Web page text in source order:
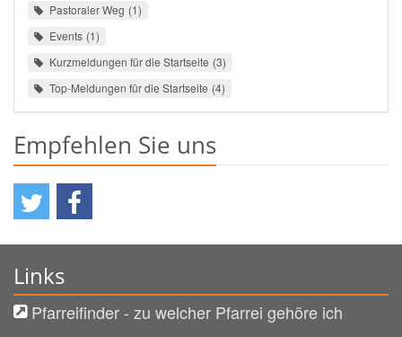
Pastoraler Weg 1
Events 1
Kurzmeldungen für die Startseite 3
Top-Meldungen für die Startseite 4
Empfehlen Sie uns
Links
Pfarreifinder - zu welcher Pfarrei gehöre ich